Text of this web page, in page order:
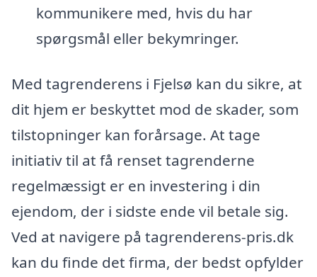
kommunikere med, hvis du har
spørgsmål eller bekymringer.
Med tagrenderens i Fjelsø kan du sikre, at
dit hjem er beskyttet mod de skader, som
tilstopninger kan forårsage. At tage
initiativ til at få renset tagrenderne
regelmæssigt er en investering i din
ejendom, der i sidste ende vil betale sig.
Ved at navigere på tagrenderens-pris.dk
kan du finde det firma, der bedst opfylder